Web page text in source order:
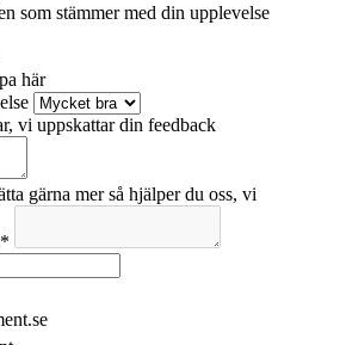
som stämmer med din upplevelse
här
vi uppskattar din feedback
gärna mer så hjälper du oss, vi
*